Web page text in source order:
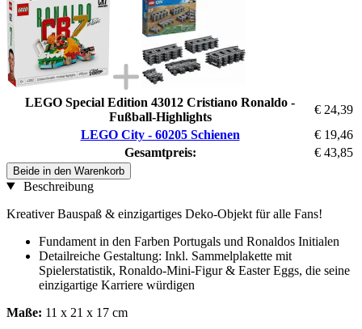
LEGO Special Edition 43012 Cristiano Ronaldo -
Fußball-Highlights
€ 24,39
LEGO City - 60205 Schienen
€ 19,46
Gesamtpreis:
€ 43,85
Beide in den Warenkorb
Beschreibung
Kreativer Bauspaß & einzigartiges Deko-Objekt für alle Fans!
Fundament in den Farben Portugals und Ronaldos Initialen
Detailreiche Gestaltung: Inkl. Sammelplakette mit
Spielerstatistik, Ronaldo-Mini-Figur & Easter Eggs, die seine
einzigartige Karriere würdigen
Maße: 11 x 21 x 17 cm